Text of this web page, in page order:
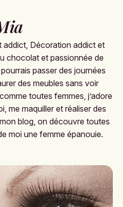
addict, Décoration addict et
chocolat et passionnée de
passer des journées
des meubles sans voir
toutes femmes, j’adore
me maquiller et réaliser des
blog, on découvre toutes
moi une femme épanouie.